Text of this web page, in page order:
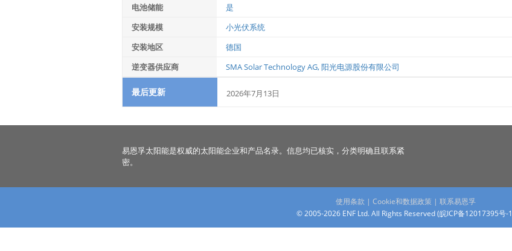
电池储能
是
安装规模
小光伏系统
安装地区
德国
逆变器供应商
SMA Solar Technology AG,阳光电源股份有限公司
最后更新 2026年7月13日
易恩孚太阳能是权威的太阳能企业和产品名录。信息均已核实，分类明确且联系紧
密。
使用条款 | Cookie和数据政策 | 联系易恩孚
© 2005-2026 ENF Ltd. All Rights Reserved (皖ICP备12017395号-1